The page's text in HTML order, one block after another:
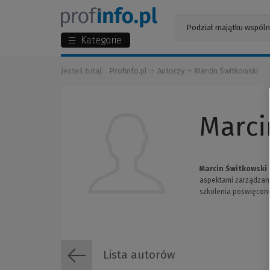
Kategorie
Jesteś tutaj: Profinfo.pl Autorzy Marcin Świtkowski
Marcin Świtkowski –
aspektami
szkolenia
Lista autorów